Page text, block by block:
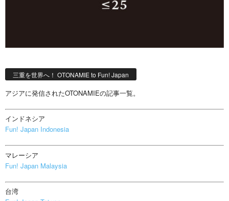
三重を世界へ！ OTONAMIE to Fun! Japan
アジアに発信されたOTONAMIEの記事一覧。
インドネシア
Fun! Japan Indonesia
マレーシア
Fun! Japan Malaysia
台湾